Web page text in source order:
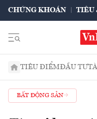
CHỨNG KHOÁN TIÊU
TIÊU ĐIỂMĐẦU TƯ
BẤT ĐỘNG SẢN